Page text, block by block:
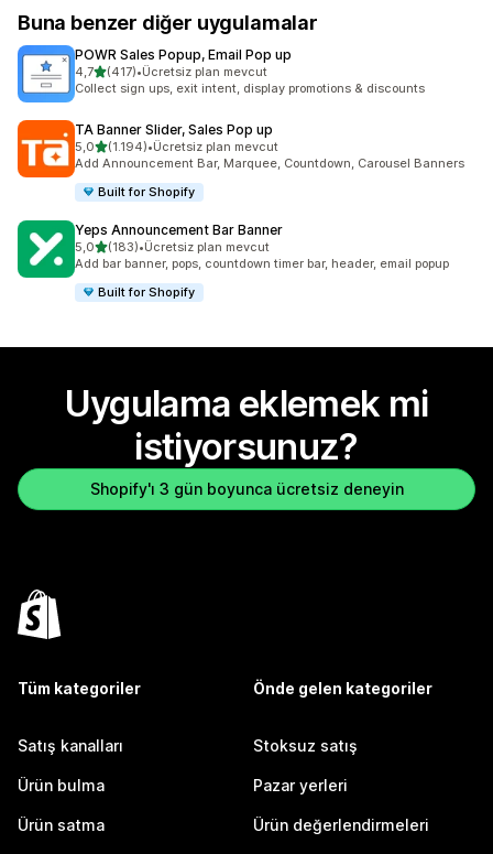
Buna benzer diğer uygulamalar
POWR Sales Popup, Email Pop up
4,75 yıldız üzerinden
(417)
toplam 417 değerlendirme
•Ücretsiz plan mevcut
Collect sign ups, exit intent, display promotions & discounts
TA Banner Slider, Sales Pop up
5,05 yıldız üzerinden
(1.194)
toplam 1194 değerlendirme
•Ücretsiz plan mevcut
Add Announcement Bar, Marquee, Countdown, Carousel Banners
Built for Shopify
Yeps Announcement Bar Banner
5,05 yıldız üzerinden
(183)
toplam 183 değerlendirme
•Ücretsiz plan mevcut
Add bar banner, pops, countdown timer bar, header, email popup
Built for Shopify
Uygulama eklemek mi
istiyorsunuz?
Shopify'ı 3 gün boyunca ücretsiz deneyin
Tüm kategoriler
Satış kanalları
Ürün bulma
Ürün satma
Önde gelen kategoriler
Stoksuz satış
Pazar yerleri
Ürün değerlendirmeleri